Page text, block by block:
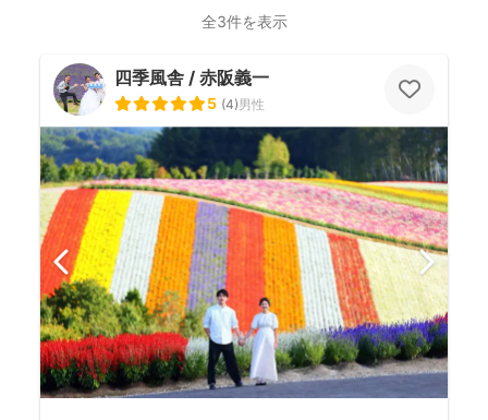
全3件を表示
四季風舎 / 赤阪義一
5 (4)男性